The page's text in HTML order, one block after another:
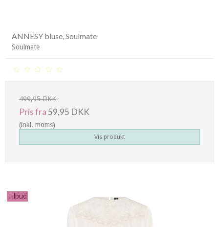
ANNESY bluse, Soulmate
Soulmate
499,95 DKK
Pris fra59,95 DKK
(inkl. moms)
Vis produkt
Tilbud